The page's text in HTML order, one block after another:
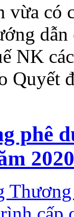
vừa
NK
Quyết
phê
2020